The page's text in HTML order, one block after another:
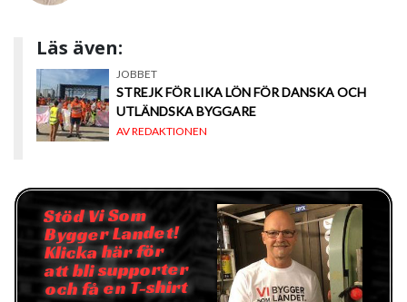
Läs även:
JOBBET
STREJK FÖR LIKA LÖN FÖR DANSKA OCH
UTLÄNDSKA BYGGARE
AV REDAKTIONEN
Stöd Vi Som
Bygger Landet!
Klicka här för
att bli supporter
och få en T-shirt